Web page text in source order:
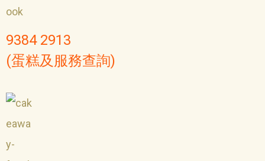
9384 2913
(蛋糕及服務查詢)